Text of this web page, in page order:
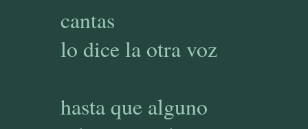
cantas
lo dice la otra voz
hasta que alguno